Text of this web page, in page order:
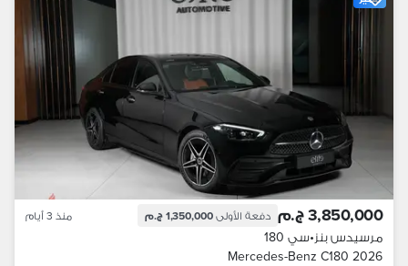
3,850,000 ج.م دفعة الأولى 1,350,000 ج.م منذ 3 أيام
مرسيدس بنز•سي 180
Mercedes-Benz C180 2026